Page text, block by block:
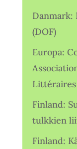
(DOF)
Europa:
Littéraires
Finland:
tulkkien
Finland: